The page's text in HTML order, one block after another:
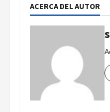
ACERCA DEL AUTOR